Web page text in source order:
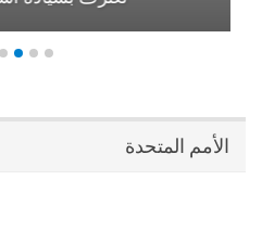
الأمم المتحدة